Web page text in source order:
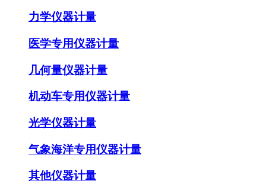
力学仪器计量
医学专用仪器计量
几何量仪器计量
机动车专用仪器计量
光学仪器计量
气象海洋专用仪器计量
其他仪器计量